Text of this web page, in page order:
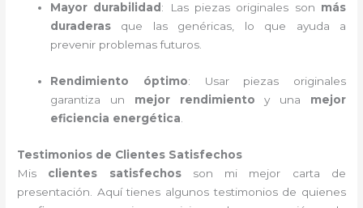
Mayor durabilidad : Las piezas originales son más
duraderas que las genéricas, lo que ayuda a
prevenir problemas futuros.
Rendimiento óptimo: Usar piezas originales
garantiza un mejor rendimiento y una mejor
eficiencia energética
Testimonios de Clientes Satisfechos
Mis clientes satisfechosson mi mejor carta de
presentación. Aquí tienes algunos testimonios de quienes